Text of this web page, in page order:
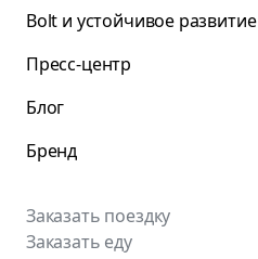
Bolt и устойчивое развитие
Пресс-центр
Блог
Бренд
Заказать поездку
Заказать еду